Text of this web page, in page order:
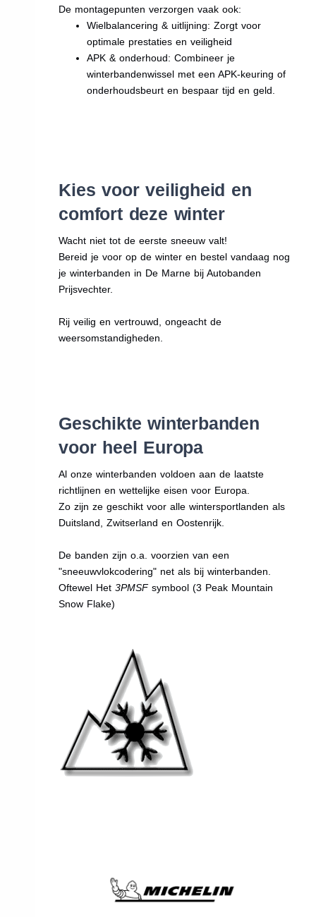
De montagepunten verzorgen vaak ook:
Wielbalancering & uitlijning: Zorgt voor
optimale prestaties en veiligheid
APK & onderhoud: Combineer je
winterbandenwissel met een APK-keuring of
onderhoudsbeurt en bespaar tijd en geld.
Kies voor veiligheid en
comfort deze winter
Wacht niet tot de eerste sneeuw valt!
Bereid je voor op de winter en bestel vandaag nog
je winterbanden in De Marne bij Autobanden
Prijsvechter.
Rij veilig en vertrouwd, ongeacht de
weersomstandigheden.
Geschikte winterbanden
voor heel Europa
Al onze winterbanden voldoen aan de laatste
richtlijnen en wettelijke eisen voor Europa.
Zo zijn ze geschikt voor alle wintersportlanden als
Duitsland, Zwitserland en Oostenrijk.
De banden zijn o.a. voorzien van een
"sneeuwvlokcodering" net als bij winterbanden.
Oftewel Het3PMSFsymbool (3 Peak Mountain
Snow Flake)